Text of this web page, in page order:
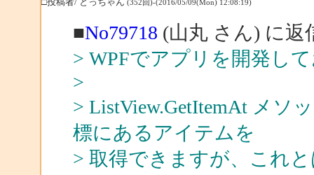
□投稿者/ とっちゃん (352回)-(2016/05/09(Mon) 12:08:19)
■No79718 (山丸 さん) に返
> WPFでアプリを開発し
>
> ListView.GetItemAt メソ
標にあるアイテムを
> 取得できますが、これ